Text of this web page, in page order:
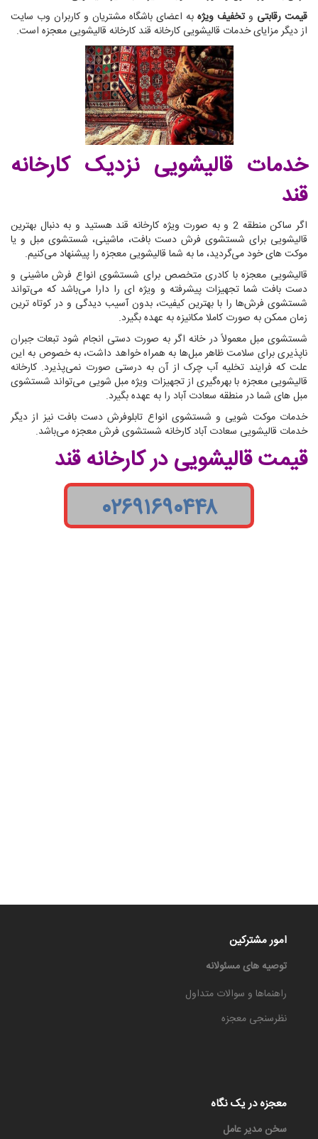
قیمت رقابتی وتخفیف ویژه به اعضای باشگاه مشتریان و کاربران وب سایت
از دیگر مزایای خدمات قالیشویی کارخانه قند کارخانه قالیشویی معجزه است.
خدمات قالیشویی نزدیک کارخانه
قند
اگر ساکن منطقه 2 و به صورت ویژه کارخانه قند هستید و به دنبال بهترین
قالیشویی برای شستشوی فرش دست بافت، ماشینی، شستشوی مبل و یا
موکت های خود می‌گردید، ما به شما قالیشویی معجزه را پیشنهاد می‌کنیم.
قالیشویی معجزه با کادری متخصص برای شستشوی انواع فرش ماشینی و
دست بافت شما تجهیزات پیشرفته و ویژه ای را دارا می‌باشد که می‌تواند
شستشوی فرش‌ها را با بهترین کیفیت، بدون آسیب دیدگی و در کوتاه ترین
زمان ممکن به صورت کاملا مکانیزه به عهده بگیرد.
شستشوی مبل معمولاً در خانه اگر به صورت دستی انجام شود تبعات جبران
ناپذیری برای سلامت ظاهر مبل‌ها به همراه خواهد داشت، به خصوص به این
علت که فرایند تخلیه آب چرک از آن به درستی صورت نمی‌پذیرد. کارخانه
قالیشویی معجزه با بهره‌گیری از تجهیزات ویژه مبل شویی می‌تواند شستشوی
مبل های شما در منطقه سعادت آباد را به عهده بگیرد.
خدمات موکت شویی و شستشوی انواع تابلوفرش دست بافت نیز از دیگر
خدمات قالیشویی سعادت آباد کارخانه شستشوی فرش معجزه می‌باشد.
قیمت قالیشویی در کارخانه قند
۰۲۶۹۱۶۹۰۴۴۸
امور مشترکین
توصیه های مسئولانه
راهنماها و سوالات متداول
نظرسنجی معجزه
معجزه در یک نگاه
سخن مدیر عامل